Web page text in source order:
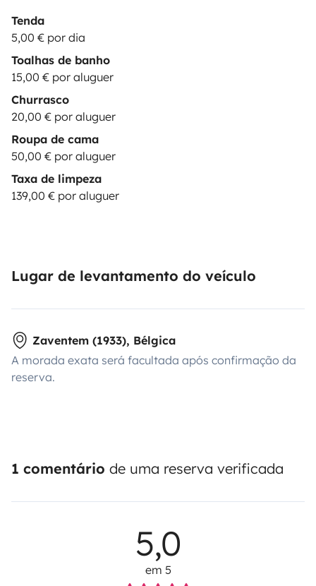
Tenda
5,00 € por dia
Toalhas de banho
15,00 € por aluguer
Churrasco
20,00 € por aluguer
Roupa de cama
50,00 € por aluguer
Taxa de limpeza
139,00 € por aluguer
Lugar de levantamento do veículo
Zaventem (1933), Bélgica
A morada exata será facultada após confirmação da
reserva.
1 comentário de uma reserva verificada
5,0
em 5